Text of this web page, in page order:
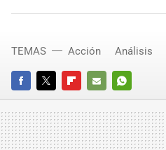
FACEBOOKTWITTERFLIPBOARD
E-
MAIL
WHATSAPP
TEMAS Acción Análisis